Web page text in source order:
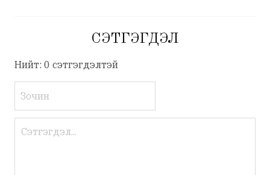
СЭТГЭГДЭЛ
Нийт: 0 сэтгэгдэлтэй